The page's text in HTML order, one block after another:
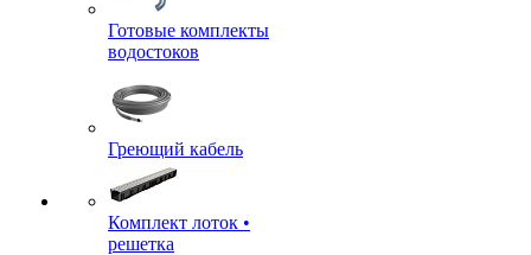
Готовые комплекты
водостоков
Греющий кабель
Комплект лоток •
решетка